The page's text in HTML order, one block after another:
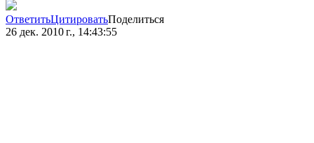
ОтветитьЦитироватьПоделиться
26 дек. 2010 г., 14:43:55